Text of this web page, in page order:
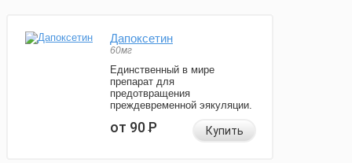
Дапоксетин
60мг
Единственный в мире
препарат для
предотвращения
преждевременной эякуляции.
от 90Р Купить